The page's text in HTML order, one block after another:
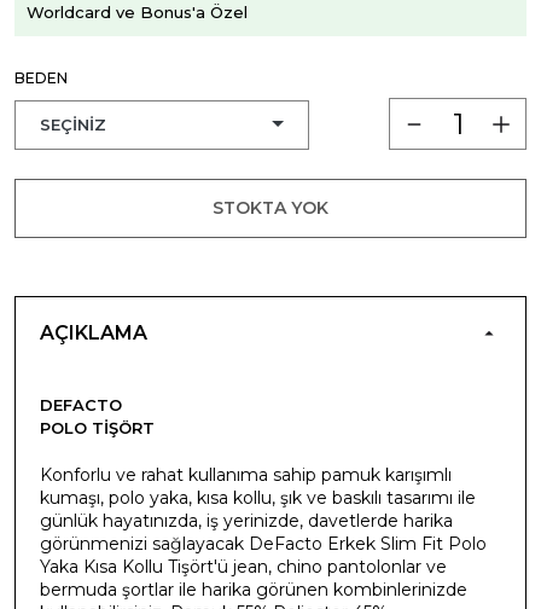
Worldcard ve Bonus'a Özel
BEDEN
STOKTA YOK
AÇIKLAMA
DEFACTO
POLO TIŞÖRT
Konforlu ve rahat kullanıma sahip pamuk karışımlı
kumaşı, polo yaka, kısa kollu, şık ve baskılı tasarımı ile
günlük hayatınızda, iş yerinizde, davetlerde harika
görünmenizi sağlayacak DeFacto Erkek Slim Fit Polo
Yaka Kısa Kollu Tişört'ü jean, chino pantolonlar ve
bermuda şortlar ile harika görünen kombinlerinizde